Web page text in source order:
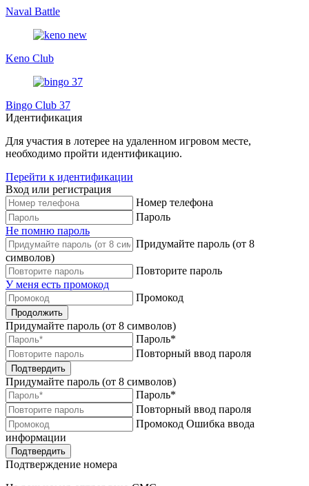
Naval Battle
Keno Club
Bingo Club 37
Идентификация
Для участия в лотерее на удаленном игровом месте,
необходимо пройти идентификацию.
Перейти к идентификации
Вход или регистрация
Номер телефона
Пароль
Не помню пароль
Придумайте пароль (от 8
символов)
Повторите пароль
У меня есть промокод
Промокод
Продолжить
Придумайте пароль (от 8 символов)
Пароль*
Повторный ввод пароля
Подтвердить
Придумайте пароль (от 8 символов)
Пароль*
Повторный ввод пароля
Промокод Ошибка ввода
информации
Подтвердить
Подтверждение номера